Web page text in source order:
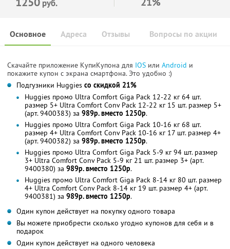
руб.
Основное Отзывы Вопросы по акции
Адреса
Скачайте приложение КупиКупона для IOS или Android и
покажите купон с экрана смартфона. Это удобно :)
Подгузники Huggies со скидкой 21%
Huggies промо Ultra Comfort Giga Pack 12-22 кг 64 шт.
размер 5+ Ultra Comfort Conv Pack 12-22 кг 15 шт. размер 5+
(арт. 9400383) за 989р. вместо 1250р.
Huggies промо Ultra Comfort Giga Pack 10-16 кг 68 шт.
размер 4+ Ultra Comfort Conv Pack 10-16 кг 17 шт. размер 4+
(арт. 9400382) за 989р. вместо 1250р.
Huggies промо Ultra Comfort Giga Pack 5-9 кг 94 шт. размер
3+ Ultra Comfort Conv Pack 5-9 кг 21 шт. размер 3+ (арт.
9400380) за 989р. вместо 1250р.
Huggies промо Ultra Comfort Giga Pack 8-14 кг 80 шт. размер
4+ Ultra Comfort Conv Pack 8-14 кг 19 шт. размер 4+ (арт.
9400381) за 989р. вместо 1250р.
Один купон действует на покупку одного товара
Вы можете приобрести сколько угодно купонов для себя и в
подарок
Один купон действует на одного человека